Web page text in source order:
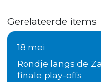
Gerelateerde items
18 mei
Rondje langs de
finale play-offs